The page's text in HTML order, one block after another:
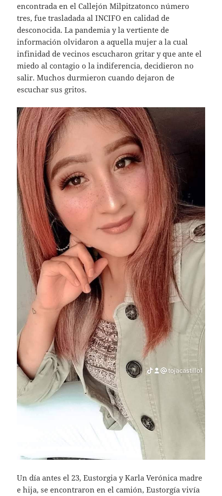
encontrada en el Callejón Milpitzatonco número
tres, fue trasladada al INCIFO en calidad de
desconocida. La pandemia y la vertiente de
información olvidaron a aquella mujer a la cual
infinidad de vecinos escucharon gritar y que ante el
miedo al contagio o la indiferencia, decidieron no
salir. Muchos durmieron cuando dejaron de
escuchar sus gritos.
Un día antes el 23, Eustorgia y Karla Verónica madre
e hija, se encontraron en el camión, Eustorgía vivía